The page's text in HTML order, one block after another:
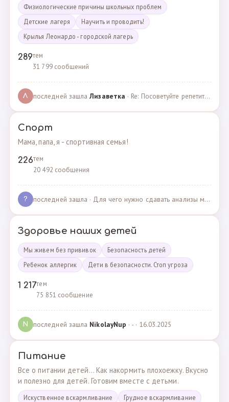
Физиологические причины школьных проблем
Детские лагеря
Научить и проводить!
Крылья Леонардо - городской лагерь
289тем
31 799 сообщений
Л последней зашлаЛизаветка · Re: Посоветуйте репетитора по английскому · 27.11.2024
Спорт
Мама, папа, я - спортивная семья!
226тем
20 492 сообщения
? последней зашла · Для чего нужно сдавать анализы мочи спортсменам? · 03.05.2025
Здоровье наших детей
Мы живем без прививок
Безопасность детей
Ребенок аллергик
Дети в безопасности. Стоп угроза
1 217тем
75 851 сообщение
N последней зашла NikolayNup · - · 16.03.2025
Питание
Все о питании детей... Как накормить плохоежку. Вкусно
и полезно для детей. Готовим вместе с детьми.
Искуственное вскармливание
Грудное вскармливание